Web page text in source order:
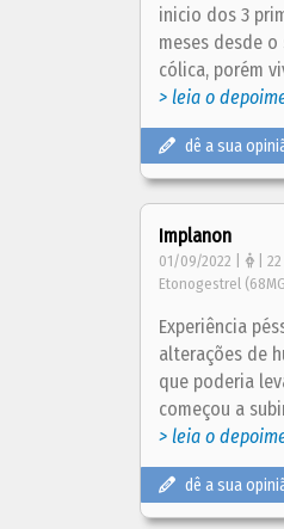
inicio dos 3
meses desde
cólica, porém
> leia o
dê a sua
Implanon
01/09/2022 | | 22
Etonogestrel
Experiência
alterações de
que poderia
começou a
> leia o
dê a sua